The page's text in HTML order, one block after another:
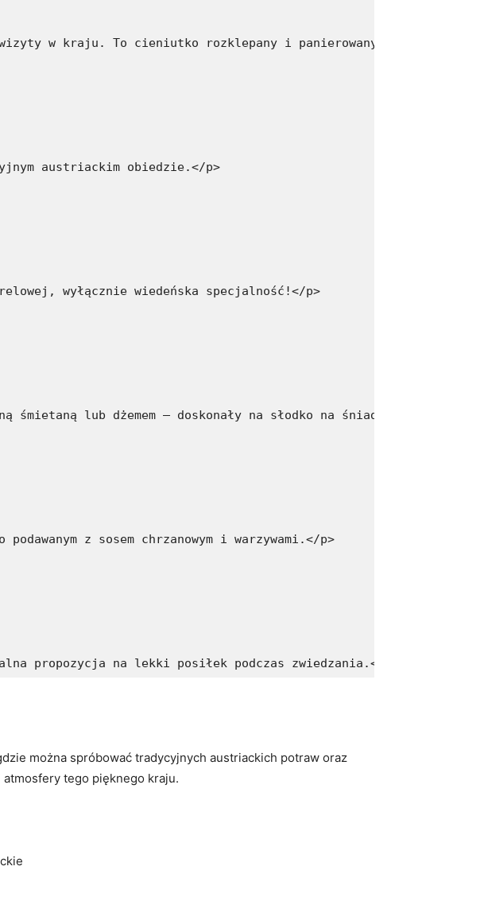
w kraju. To cieniutko rozklepany i panierowany sznycel
austriackim obiedzie.</p>
wyłącznie wiedeńska specjalność!</p>
lub dżemem – doskonały na słodko na śniadanie.</p>
z sosem chrzanowym i warzywami.</p>
propozycja na lekki posiłek podczas zwiedzania.</p>
można ⁤spróbować tradycyjnych austriackich potraw‍ oraz
tego pięknego kraju.